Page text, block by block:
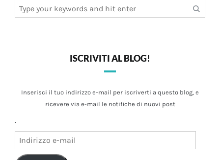
for:
ISCRIVITI AL BLOG!
Inserisci il tuo indirizzo e-mail per iscriverti a questo blog, e
ricevere via e-mail le notifiche di nuovi post
.
mail